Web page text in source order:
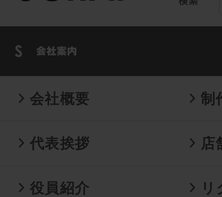
会社概要 制
代表挨拶 店
役員紹介